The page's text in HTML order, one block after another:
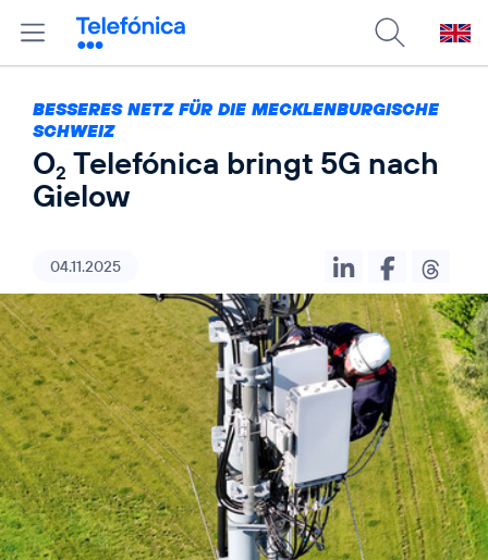
BESSERES NETZ FÜR DIE MECKLENBURGISCHE
SCHWEIZ
O2 Telefónica bringt 5G nach
Gielow
04.11.2025